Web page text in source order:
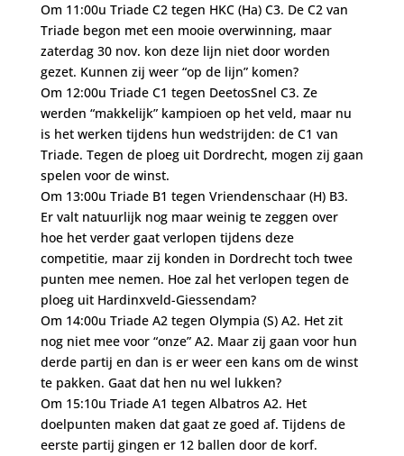
Om 11:00u Triade C2 tegen HKC (Ha) C3. De C2 van
Triade begon met een mooie overwinning, maar
zaterdag 30 nov. kon deze lijn niet door worden
gezet. Kunnen zij weer “op de lijn” komen?
Om 12:00u Triade C1 tegen DeetosSnel C3. Ze
werden “makkelijk” kampioen op het veld, maar nu
is het werken tijdens hun wedstrijden: de C1 van
Triade. Tegen de ploeg uit Dordrecht, mogen zij gaan
spelen voor de winst.
Om 13:00u Triade B1 tegen Vriendenschaar (H) B3.
Er valt natuurlijk nog maar weinig te zeggen over
hoe het verder gaat verlopen tijdens deze
competitie, maar zij konden in Dordrecht toch twee
punten mee nemen. Hoe zal het verlopen tegen de
ploeg uit Hardinxveld-Giessendam?
Om 14:00u Triade A2 tegen Olympia (S) A2. Het zit
nog niet mee voor “onze” A2. Maar zij gaan voor hun
derde partij en dan is er weer een kans om de winst
te pakken. Gaat dat hen nu wel lukken?
Om 15:10u Triade A1 tegen Albatros A2. Het
doelpunten maken dat gaat ze goed af. Tijdens de
eerste partij gingen er 12 ballen door de korf.